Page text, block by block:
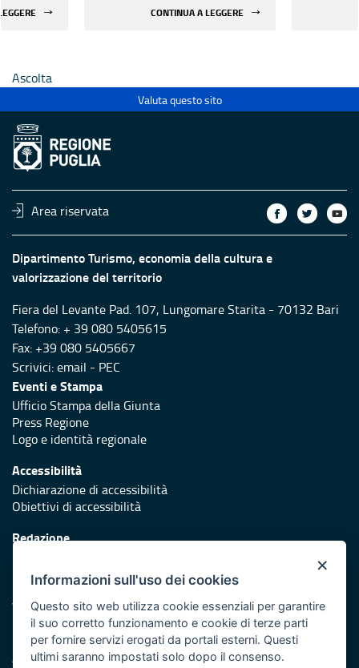
CONTINUA A LEGGERE
Ascolta
Valuta questo sito
Area riservata
Dipartimento Turismo, economia della cultura e
valorizzazione del territorio
Fiera del Levante Pad. 107, Lungomare Starita - 70132 Bari
Telefono: + 39 080 5405615
Fax: +39 080 5405667
Scrivici:email - PEC
Eventi e Stampa
Ufficio Stampa della Giunta
Press Regione
Logo e identità regionale
Accessibilità
Dichiarazione di accessibilità
Obiettivi di accessibilità
Redazione
Protezione civile
Vai al sito di Protezione Civile Puglia
Iniziativa finanziata con risorse del POR Puglia 2014/2020 -
Asse XI
×
Informazioni sull'uso dei cookies
Questo sito web utilizza cookie essenziali per garantire
il suo corretto funzionamento e cookie di terze parti
per fornire servizi erogati da portali esterni. Questi
ultimi saranno impostati solo dopo il consenso.